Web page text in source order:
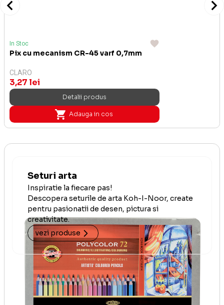
In Stoc
Pix cu mecanism CR-45 varf 0,7mm
CLARO
3,27 lei
Detalii produs
Adauga in cos
Seturi arta
Inspiratie la fiecare pas!
Descopera seturile de arta Koh-I-Noor, create
pentru pasionatii de desen, pictura si
creativitate.
vezi produse